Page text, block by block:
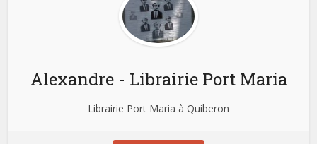
Alexandre - Librairie Port Maria
Librairie Port Maria à Quiberon